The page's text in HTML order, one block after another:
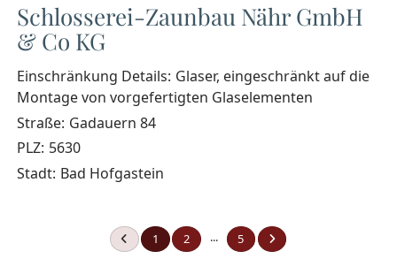
Schlosserei-Zaunbau Nähr GmbH
& Co KG
Einschränkung Details: Glaser, eingeschränkt auf die
Montage von vorgefertigten Glaselementen
Straße: Gadauern 84
PLZ: 5630
Stadt: Bad Hofgastein
1 2 ... 5